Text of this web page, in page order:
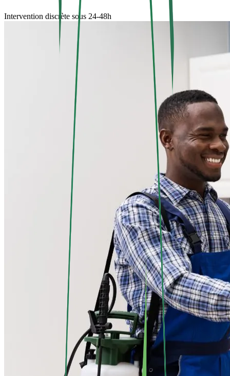
Intervention discrète sous 24-48h